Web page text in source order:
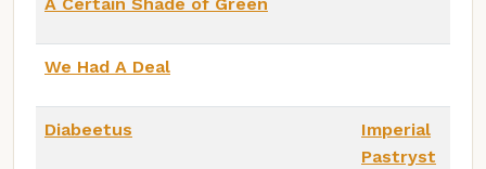
We Had A Deal
Diabeetus
Imperial
Pastryst